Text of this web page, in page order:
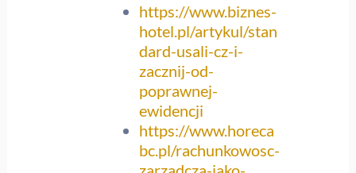
https://www.biznes-
hotel.pl/artykul/stan
dard-usali-cz-i-
zacznij-od-
poprawnej-
ewidencji
https://www.horeca
bc.pl/rachunkowosc-